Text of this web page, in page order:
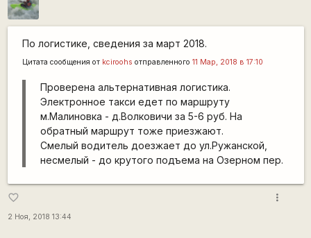
По логистике, сведения за март 2018.
Цитата сообщения от kciroohs отправленного 11 Мар, 2018 в 17:10
Проверена альтернативная логистика.
Электронное такси едет по маршруту
м.Малиновка - д.Волковичи за 5-6 руб. На
обратный маршрут тоже приезжают.
Смелый водитель доезжает до ул.Ружанской,
несмелый - до крутого подъема на Озерном пер.
favorite_border
2 Ноя, 2018 13:44
more_vert